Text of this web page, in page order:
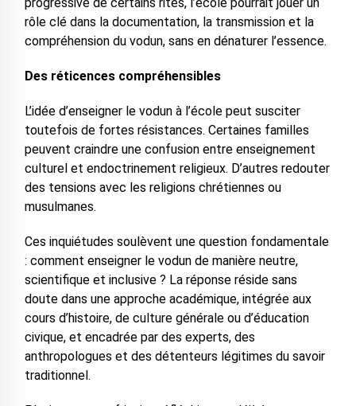
rôle clé dans la documentation, la transmission et la
compréhension du vodun, sans en dénaturer l’essence.
Des réticences compréhensibles
L’idée d’enseigner le vodun à l’école peut susciter
toutefois de fortes résistances. Certaines familles
peuvent craindre une confusion entre enseignement
culturel et endoctrinement religieux. D’autres redouter
des tensions avec les religions chrétiennes ou
musulmanes.
Ces inquiétudes soulèvent une question fondamentale
: comment enseigner le vodun de manière neutre,
scientifique et inclusive ? La réponse réside sans
doute dans une approche académique, intégrée aux
cours d’histoire, de culture générale ou d’éducation
civique, et encadrée par des experts, des
anthropologues et des détenteurs légitimes du savoir
traditionnel.